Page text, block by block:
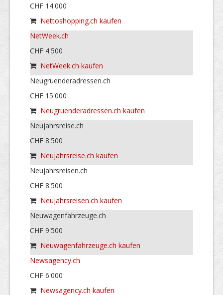
CHF 14'000
Nettoshopping.ch kaufen
NetWeek.ch
CHF 4'500
NetWeek.ch kaufen
Neugruenderadressen.ch
CHF 15'000
Neugruenderadressen.ch kaufen
Neujahrsreise.ch
CHF 8'500
Neujahrsreise.ch kaufen
Neujahrsreisen.ch
CHF 8'500
Neujahrsreisen.ch kaufen
Neuwagenfahrzeuge.ch
CHF 9'500
Neuwagenfahrzeuge.ch kaufen
Newsagency.ch
CHF 6'000
Newsagency.ch kaufen